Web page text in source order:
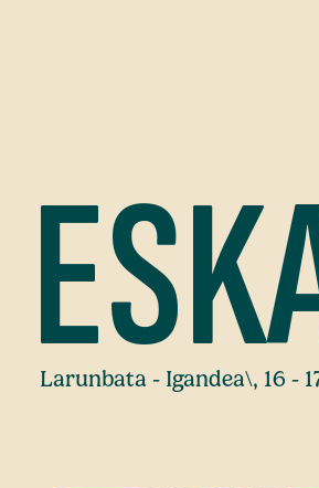
Larunbata - Igandea\, 16 -